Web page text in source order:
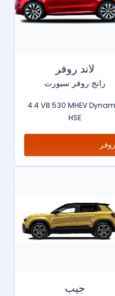
لاند روفر
رانج روفر سبورت
4.4 V8 530 MHEV
HSE
جيب